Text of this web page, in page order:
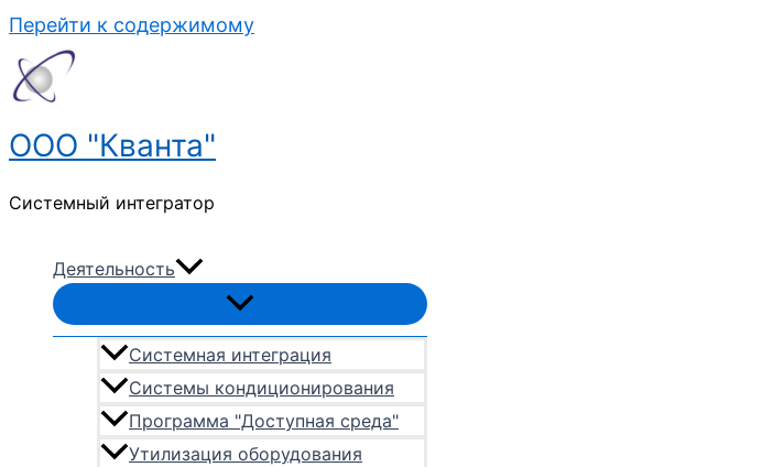
Перейти к содержимому
ООО "Кванта"
Системный интегратор
Деятельность
Системная интеграция
Системы кондиционирования
Программа "Доступная среда"
Утилизация оборудования